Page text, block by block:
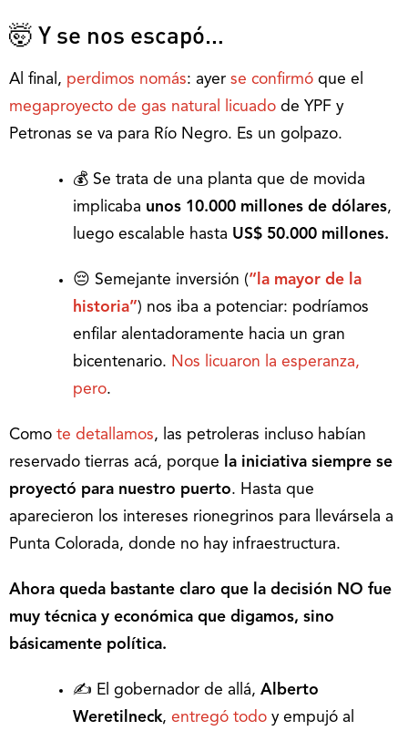
🤯 Y se nos escapó…
Al final, perdimos nomás: ayer se confirmó que el
megaproyecto de gas natural licuado de YPF y
Petronas se va para Río Negro. Es un golpazo.
💰 Se trata de una planta que de movida
implicaba unos 10.000 millones de dólares,
luego escalable hasta US$ 50.000 millones.
😔 Semejante inversión (“la mayor de la
historia”) nos iba a potenciar: podríamos
enfilar alentadoramente hacia un gran
bicentenario. Nos licuaron la esperanza,
pero.
Como te detallamos, las petroleras incluso habían
reservado tierras acá, porque
la iniciativa siempre se
proyectó para nuestro puerto. Hasta que
aparecieron los intereses rionegrinos para llevársela a
Punta Colorada, donde no hay infraestructura.
Ahora queda bastante claro que la decisión NO fue
muy técnica y económica que digamos, sino
básicamente política.
✍ El gobernador de allá, Alberto
Weretilneck, entregó todo y empujó al